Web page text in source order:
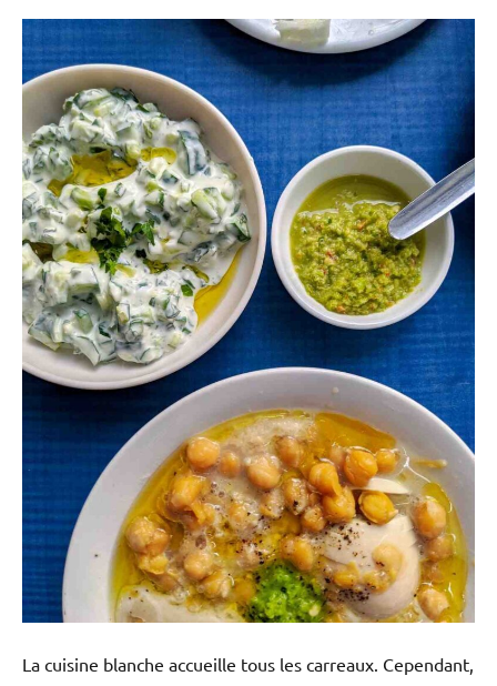
La cuisine blanche accueille tous les carreaux. Cependant,